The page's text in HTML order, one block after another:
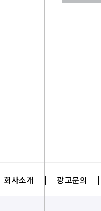
회사소개 | 광고문의 |